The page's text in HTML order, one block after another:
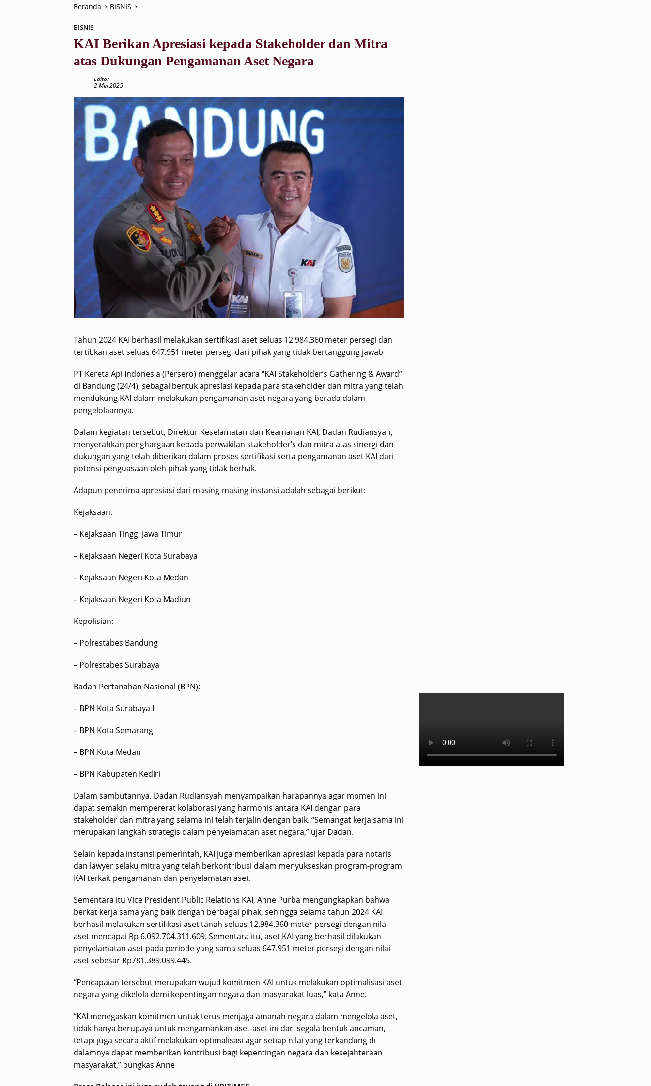
Beranda BISNIS
BISNIS
KAI Berikan Apresiasi kepada Stakeholder dan Mitra
atas Dukungan Pengamanan Aset Negara
Editor
2 Mei 2025
Tahun 2024 KAI berhasil melakukan sertifikasi aset seluas 12.984.360 meter persegi dan
tertibkan aset seluas 647.951 meter persegi dari pihak yang tidak bertanggung jawab
PT Kereta Api Indonesia (Persero) menggelar acara “KAI Stakeholder’s Gathering & Award”
di Bandung (24/4), sebagai bentuk apresiasi kepada para stakeholder dan mitra yang telah
mendukung KAI dalam melakukan pengamanan aset negara yang berada dalam
pengelolaannya.
Dalam kegiatan tersebut, Direktur Keselamatan dan Keamanan KAI, Dadan Rudiansyah,
menyerahkan penghargaan kepada perwakilan stakeholder’s dan mitra atas sinergi dan
dukungan yang telah diberikan dalam proses sertifikasi serta pengamanan aset KAI dari
potensi penguasaan oleh pihak yang tidak berhak.
Adapun penerima apresiasi dari masing-masing instansi adalah sebagai berikut:
Kejaksaan:
– Kejaksaan Tinggi Jawa Timur
– Kejaksaan Negeri Kota Surabaya
– Kejaksaan Negeri Kota Medan
– Kejaksaan Negeri Kota Madiun
Kepolisian:
– Polrestabes Bandung
– Polrestabes Surabaya
Badan Pertanahan Nasional (BPN):
– BPN Kota Surabaya II
– BPN Kota Semarang
– BPN Kota Medan
– BPN Kabupaten Kediri
Dalam sambutannya, Dadan Rudiansyah menyampaikan harapannya agar momen ini
dapat semakin mempererat kolaborasi yang harmonis antara KAI dengan para
stakeholder dan mitra yang selama ini telah terjalin dengan baik. “Semangat kerja sama ini
merupakan langkah strategis dalam penyelamatan aset negara,” ujar Dadan.
Selain kepada instansi pemerintah, KAI juga memberikan apresiasi kepada para notaris
dan lawyer selaku mitra yang telah berkontribusi dalam menyukseskan program-program
KAI terkait pengamanan dan penyelamatan aset.
Sementara itu Vice President Public Relations KAI, Anne Purba mengungkapkan bahwa
berkat kerja sama yang baik dengan berbagai pihak, sehingga selama tahun 2024 KAI
berhasil melakukan sertifikasi aset tanah seluas 12.984.360 meter persegi dengan nilai
aset mencapai Rp 6.092.704.311.609. Sementara itu, aset KAI yang berhasil dilakukan
penyelamatan aset pada periode yang sama seluas 647.951 meter persegi dengan nilai
aset sebesar Rp781.389.099.445.
“Pencapaian tersebut merupakan wujud komitmen KAI untuk melakukan optimalisasi aset
negara yang dikelola demi kepentingan negara dan masyarakat luas,” kata Anne.
“KAI menegaskan komitmen untuk terus menjaga amanah negara dalam mengelola aset,
tidak hanya berupaya untuk mengamankan aset-aset ini dari segala bentuk ancaman,
tetapi juga secara aktif melakukan optimalisasi agar setiap nilai yang terkandung di
dalamnya dapat memberikan kontribusi bagi kepentingan negara dan kesejahteraan
masyarakat,” pungkas Anne